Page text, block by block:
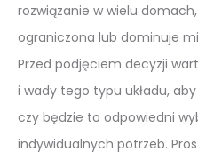
rozwiązanie w wielu
ograniczona lub dominuje
Przed podjęciem decyzji
i wady tego typu układu,
czy będzie to odpowiedni
indywidualnych potrzeb.